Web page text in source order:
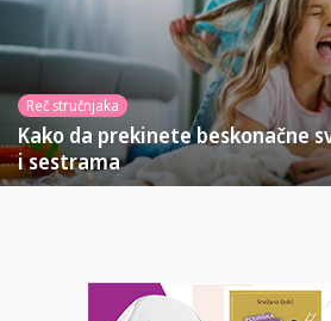
Reč stručnjaka
Kako da prekinete beskonačne
i sestrama